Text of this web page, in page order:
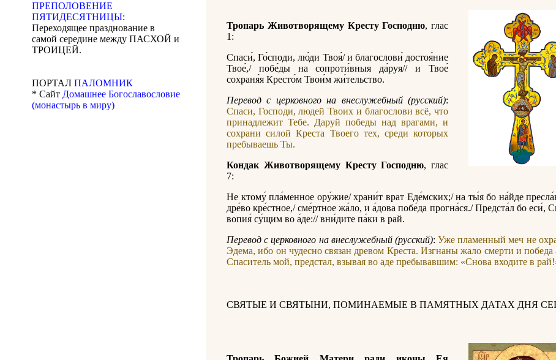
ПРЕПОЛОВЕНИЕ
ПЯТИДЕСЯТНИЦЫ:
Переходящее празднование в
самой середине между ПАСХОЙ и
ТРОИЦЕЙ.
ПОРТАЛ ПАЛОМНИК
* Сайт Домашнее Богославословие
(монастырь в миру)
Тропарь Животворящему Кресту Господню, глас
1:
Спаси́, Го́споди, лю́ди Твоя́/ и благослови́ достоя́ние
Твое́,/ побе́ды на сопроти́вныя да́руя// и Твое́
сохраня́я Кресто́м Твои́м жи́тельство.
Перевод с церковного на внеслужебный (русский):
Спаси, Господи, людей Твоих и благослови всё, что
принадлежит Тебе. Даруй победы над врагами, и
сохрани силой Креста Твоего тех, среди которых
пребываешь Ты.
Кондак Животворящему Кресту Господню, глас
7:
Не ктому́ пла́менное ору́жие/ храни́т врат Еде́мских;/ на ты́я бо на́йде
дре́во кре́стное,/ сме́ртное жа́ло, и а́дова побе́да прогна́ся./ Предста́л бо еси́,
вопия́ су́щим во а́де:// вни́дите па́ки в рай.
Перевод с церковного на внеслужебный (русский):Уже пламенный меч не
Эдема, ибо он чудесно связан древом Креста. Изгнаны жало смерти и
Спаситель мой, предстал, взывая во аде пребывавшим: «Снова входите в
СВЯТЫЕ И СВЯТЫНИ, ПОМИНАЕМЫЕ В ПАМЯТНЫХ ДАТАХ ДНЯ